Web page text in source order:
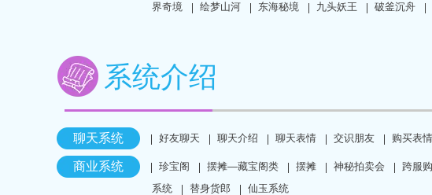
界奇境
绘梦山河 东海秘境 九头妖王 破釜沉舟
系统介绍
聊天系统 好友聊天 聊天介绍 聊天表情 交识朋友 购买表情
商业系统 珍宝阁 摆摊—藏宝阁类 摆摊 神秘拍卖会 跨服
系统
替身货郎 仙玉系统